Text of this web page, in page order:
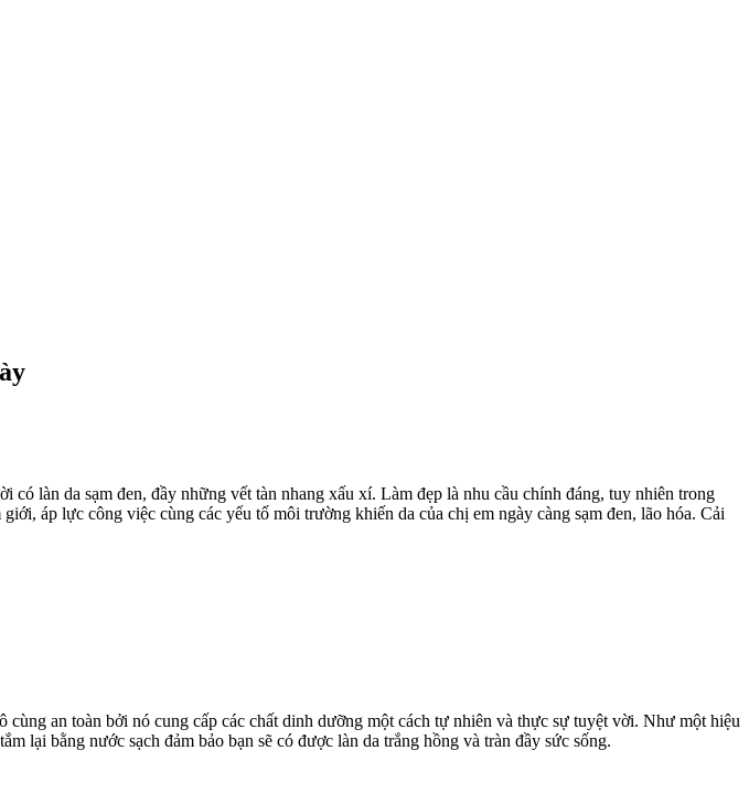
làn da sạm đen, đầy những vết tàn nhang xấu xí. Làm đẹp là nhu cầu chính đáng, tuy nhiên trong
áp lực công việc cùng các yếu tố môi trường khiến da của chị em ngày càng sạm đen, lão hóa. Cải
an toàn bởi nó cung cấp các chất dinh dưỡng một cách tự nhiên và thực sự tuyệt vời. Như một hiệu
lại bằng nước sạch đảm bảo bạn sẽ có được làn da trắng hồng và tràn đầy sức sống.